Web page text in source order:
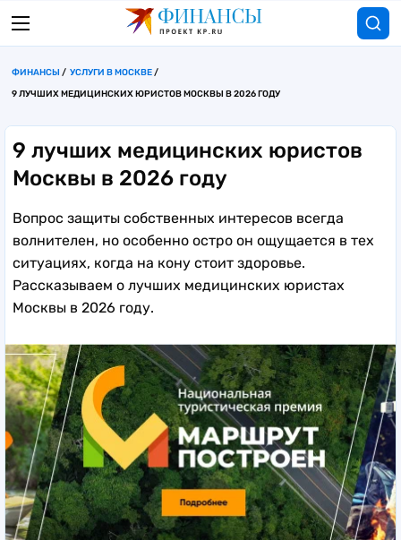
ФИНАНСЫ
УСЛУГИ В МОСКВЕ
9 ЛУЧШИХ МЕДИЦИНСКИХ ЮРИСТОВ МОСКВЫ В 2026 ГОДУ
9 лучших медицинских юристов
Москвы в 2026 году
Вопрос защиты собственных интересов всегда
волнителен, но особенно остро он ощущается в тех
ситуациях, когда на кону стоит здоровье.
Рассказываем о лучших медицинских юристах
Москвы в 2026 году.